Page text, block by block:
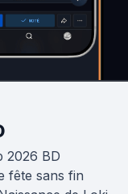
2026 BD
fête sans fin